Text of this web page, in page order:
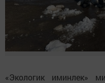
«Экологик иминлек»